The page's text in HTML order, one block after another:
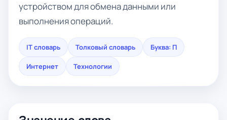
устройством для обмена данными или
выполнения операций.
IT словарь Толковый словарь Буква: П
Интернет Технологии